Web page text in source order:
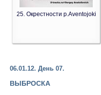
25. Окрестности р.Aventojoki
06.01.12. День 07.
ВЫБРОСКА